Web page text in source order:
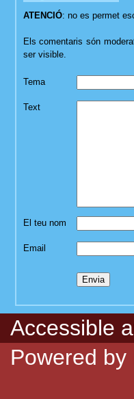
ATENCIÓ: no es permet
Els comentaris són
ser visible.
Tema
Text
El teu nom
Email
Accessible
Powered by